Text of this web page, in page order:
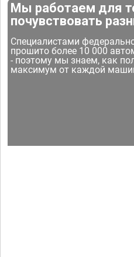
Мы работаем для
почувствовать
Специалистами
прошито более 10 000
- поэтому мы знаем, как
максимум от каждой